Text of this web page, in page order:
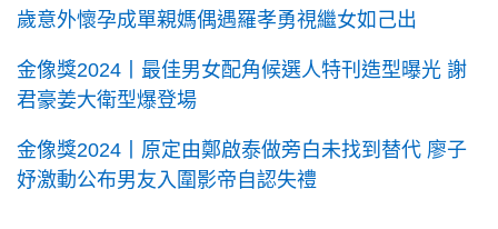
歲意外懷孕成單親媽偶遇羅孝勇視繼女如己出
金像獎2024丨最佳男女配角候選人特刊造型曝光 謝
君豪姜大衛型爆登場
金像獎2024丨原定由鄭啟泰做旁白未找到替代 廖子
妤激動公布男友入圍影帝自認失禮